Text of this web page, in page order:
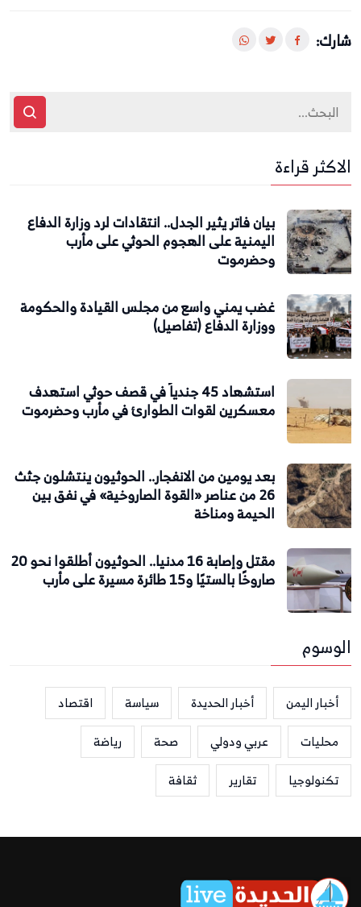
شارك:
الاكثر قراءة
بيان فاتر يثير الجدل.. انتقادات لرد وزارة الدفاع
اليمنية على الهجوم الحوثي على مأرب
وحضرموت
غضب يمني واسع من مجلس القيادة والحكومة
ووزارة الدفاع (تفاصيل)
استشهاد 45 جندياً في قصف حوثي استهدف
معسكرين لقوات الطوارئ في مأرب وحضرموت
بعد يومين من الانفجار.. الحوثيون ينتشلون جثث
26 من عناصر «القوة الصاروخية» في نفق بين
الحيمة ومناخة
مقتل وإصابة 16 مدنيا.. الحوثيون أطلقوا نحو 20
صاروخًا بالستيًا و15 طائرة مسيرة على مأرب
الوسوم
أخبار اليمن أخبار الحديدة سياسة
اقتصاد
محليات
عربي ودولي صحة
رياضة
تكنولوجيا
تقارير ثقافة